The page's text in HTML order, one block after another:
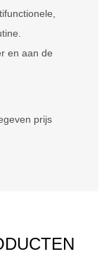
en aan de
prijs